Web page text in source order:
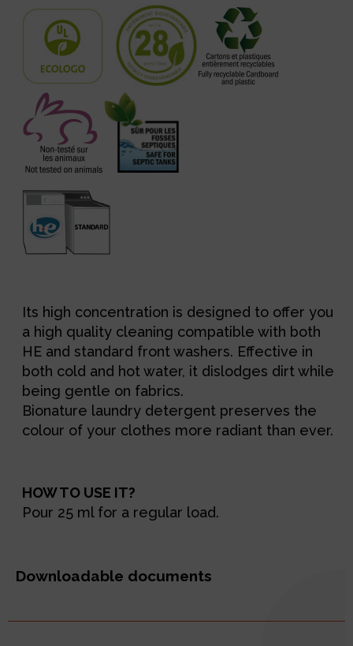
Its high concentration is designed to offer you
a high quality cleaning compatible with both
HE and standard front washers. Effective in
both cold and hot water, it dislodges dirt while
being gentle on fabrics.
Bionature laundry detergent preserves the
colour of your clothes more radiant than ever.
HOW TO USE IT?
Pour 25 ml for a regular load.
Downloadable documents